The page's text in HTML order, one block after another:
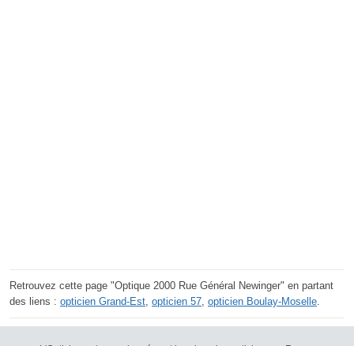
Retrouvez cette page "Optique 2000 Rue Général Newinger" en partant
des liens : opticien Grand-Est, opticien 57, opticien Boulay-Moselle.